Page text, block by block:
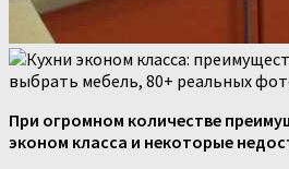
При огромном количестве
эконом класса и некоторые